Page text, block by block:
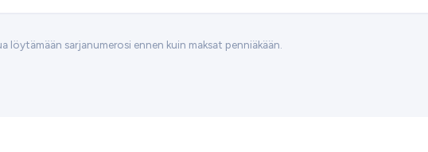
löytämään sarjanumerosi ennen kuin maksat penniäkään.